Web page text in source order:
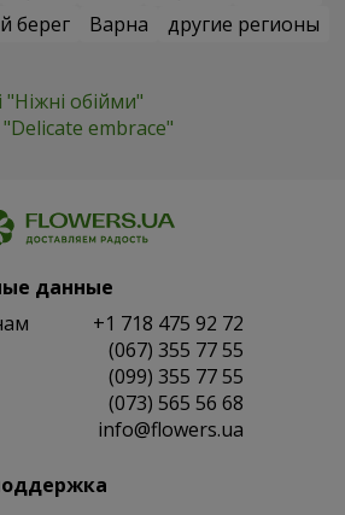
берег Варна
другие регионы
обійми"
embrace"
данные
+1 718 475 92 72
(067) 355 77 55
(099) 355 77 55
(073) 565 56 68
info@flowers.ua